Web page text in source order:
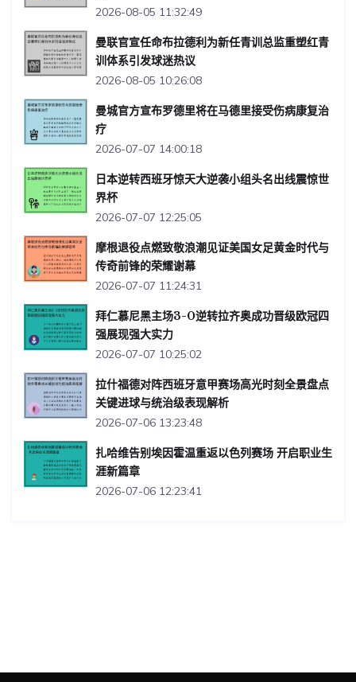
2026-08-05 11:32:49
曼联官宣任命布拉德利为新任青训总监重塑红青
训体系引发球迷热议
2026-08-05 10:26:08
曼城官方宣布罗德里将在马德里接受伤病康复治
疗
2026-07-07 14:00:18
日本逆转西班牙惊天大逆袭小组头名出线震惊世
界杯
2026-07-07 12:25:05
摩根退役点燃致敬浪潮见证美国女足黄金时代与
传奇前锋的荣耀谢幕
2026-07-07 11:24:31
拜仁慕尼黑主场3-0逆转拉齐奥成功晋级欧冠四
强展现强大实力
2026-07-07 10:25:02
拉什福德对阵西班牙意甲赛场高光时刻全景盘点
关键进球与统治级表现解析
2026-07-06 13:23:48
扎哈维告别埃因霍温重返以色列赛场 开启职业生
涯新篇章
2026-07-06 12:23:41